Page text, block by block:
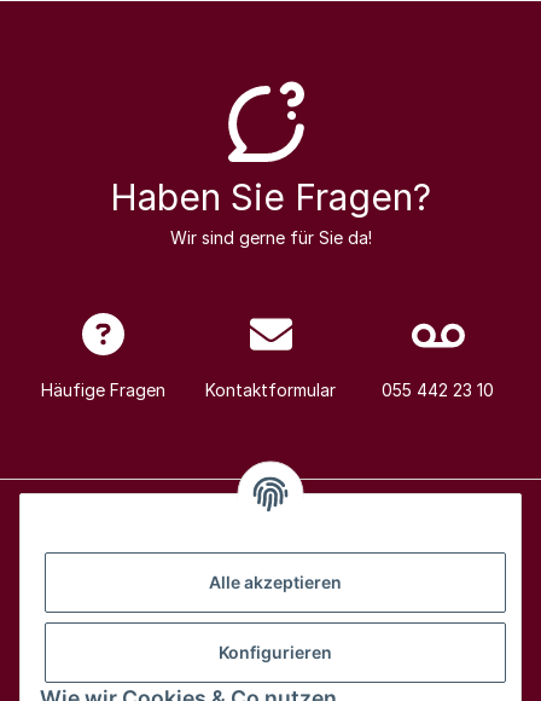
Alle akzeptieren
Konfigurieren
Haben Sie Fragen?
Wir sind gerne für Sie da!
Häufige Fragen Kontaktformular 055 442 23 10